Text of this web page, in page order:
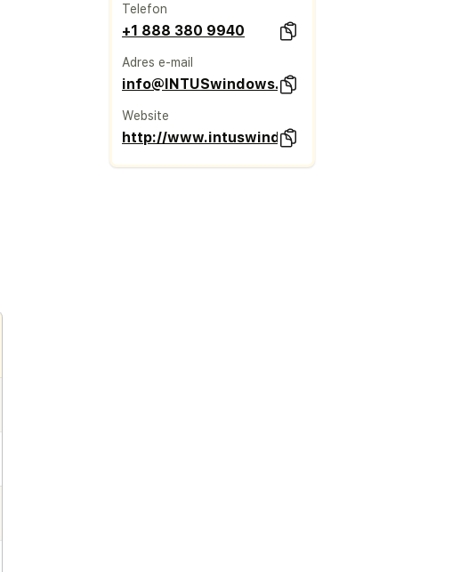
Telefon
+1 888 380 9940
Adres e-mail
info@INTUSwindows.com
Website
http://www.intuswindows.com